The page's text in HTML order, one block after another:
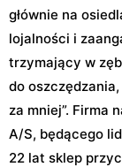
głównie na
lojalności i
trzymający w
do
za mniej”. Firma
A/S, będącego
22 lat sklep